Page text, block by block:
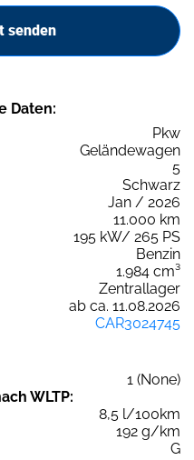
senden
Daten:
Pkw
Geländewagen
5
Schwarz
Jan / 2026
11.000 km
195 kW/ 265 PS
Benzin
1.984 cm³
Zentrallager
ab ca. 11.08.2026
CAR3024745
1 (None)
WLTP:
8,5 l/100km
192 g/km
G